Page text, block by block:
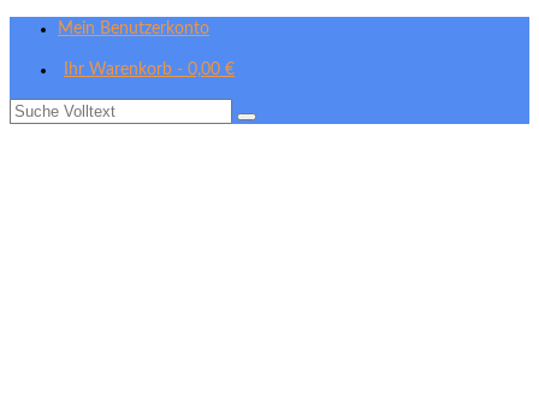
Mein Benutzerkonto
Ihr Warenkorb - 0,00 €
Suche